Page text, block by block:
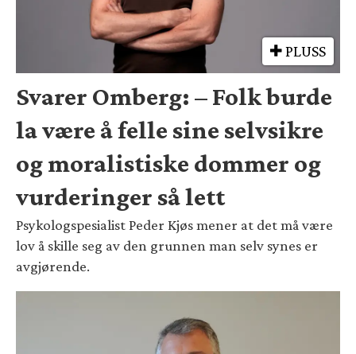
PLUSS
Svarer Omberg: – Folk burde
la være å felle sine selvsikre
og moralistiske dommer og
vurderinger så lett
Psykologspesialist Peder Kjøs mener at det må være
lov å skille seg av den grunnen man selv synes er
avgjørende.